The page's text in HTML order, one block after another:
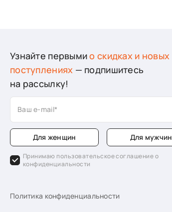
Узнайте первымио скидках и новых
поступлениях — подпишитесь
на рассылку!
Ваш e-mail
Для женщин Для мужчин
Принимаю пользовательское соглашение о
конфиденциальности
Политика конфиденциальности